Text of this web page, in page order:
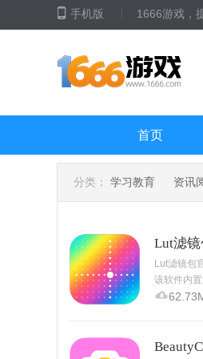
手机版 1666游戏，
首页
分类： 学习教育 资讯
Lut滤
Lut滤镜包
该软件内
用，用户